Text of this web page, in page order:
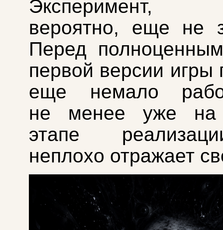
Эксперимент,
вероятно, еще не
Перед
первой версии игры
еще немало
не менее уже на
этапе
неплохо отражает